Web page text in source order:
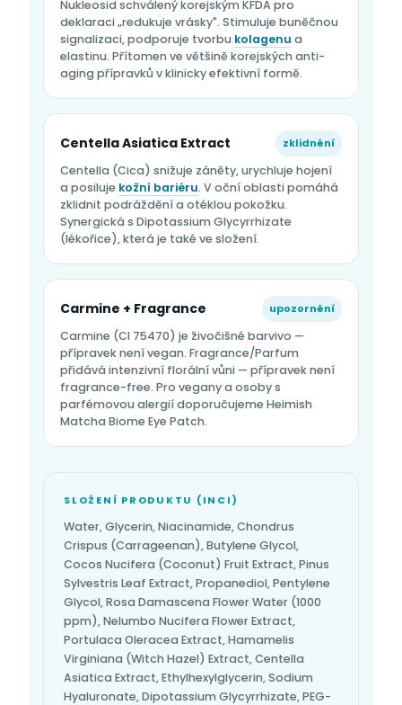
Nukleosid schválený korejským KFDA pro
deklaraci „redukuje vrásky". Stimuluje buněčnou
signalizaci, podporuje tvorbu kolagenu a
elastinu. Přítomen ve většině korejských anti-
aging přípravků v klinicky efektivní formě.
Centella Asiatica Extract zklidnění
Centella (Cica) snižuje záněty, urychluje hojení
a posiluje kožní bariéru. V oční oblasti pomáhá
zklidnit podráždění a otéklou pokožku.
Synergická s Dipotassium Glycyrrhizate
(lékořice), která je také ve složení.
Carmine + Fragrance upozornění
Carmine (CI 75470) je živočišné barvivo —
přípravek není vegan. Fragrance/Parfum
přidává intenzivní florální vůni — přípravek není
fragrance-free. Pro vegany a osoby s
parfémovou alergií doporučujeme Heimish
Matcha Biome Eye Patch.
SLOŽENÍ PRODUKTU (INCI)
Water, Glycerin, Niacinamide, Chondrus
Crispus (Carrageenan), Butylene Glycol,
Cocos Nucifera (Coconut) Fruit Extract, Pinus
Sylvestris Leaf Extract, Propanediol, Pentylene
Glycol, Rosa Damascena Flower Water (1000
ppm), Nelumbo Nucifera Flower Extract,
Portulaca Oleracea Extract, Hamamelis
Virginiana (Witch Hazel) Extract, Centella
Asiatica Extract, Ethylhexylglycerin, Sodium
Hyaluronate, Dipotassium Glycyrrhizate, PEG-